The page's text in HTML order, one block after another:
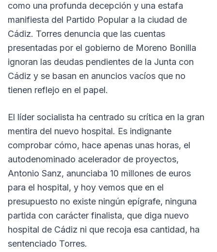
como una profunda decepción y una estafa
manifiesta del Partido Popular a la ciudad de
Cádiz. Torres denuncia que las cuentas
presentadas por el gobierno de Moreno Bonilla
ignoran las deudas pendientes de la Junta con
Cádiz y se basan en anuncios vacíos que no
tienen reflejo en el papel.
El líder socialista ha centrado su crítica en la gran
mentira del nuevo hospital. Es indignante
comprobar cómo, hace apenas unas horas, el
autodenominado acelerador de proyectos,
Antonio Sanz, anunciaba 10 millones de euros
para el hospital, y hoy vemos que en el
presupuesto no existe ningún epígrafe, ninguna
partida con carácter finalista, que diga nuevo
hospital de Cádiz ni que recoja esa cantidad, ha
sentenciado Torres.